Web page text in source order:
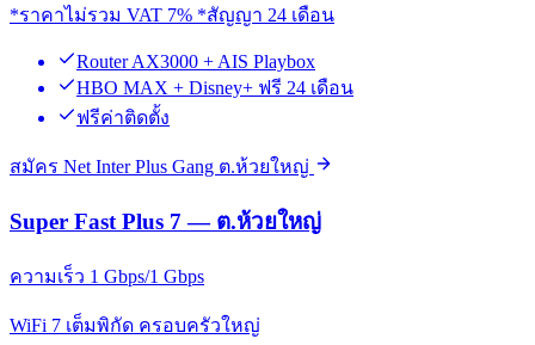
*ราคาไม่รวม VAT 7% *สัญญา 24 เดือน
Router AX3000 + AIS Playbox
HBO MAX + Disney+ ฟรี 24 เดือน
ฟรีค่าติดตั้ง
สมัคร Net Inter Plus Gang ต.ห้วยใหญ่
Super Fast Plus 7 — ต.ห้วยใหญ่
ความเร็ว 1 Gbps/1 Gbps
WiFi 7 เต็มพิกัด ครอบครัวใหญ่